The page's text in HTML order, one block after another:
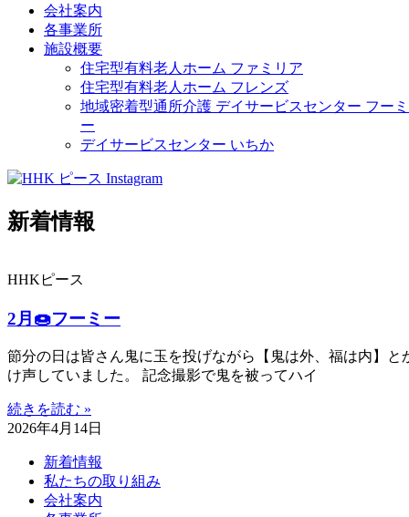
会社案内
各事業所
施設概要
住宅型有料老人ホーム ファミリア
住宅型有料老人ホーム フレンズ
地域密着型通所介護 デイサービスセンター フーミ
ー
デイサービスセンター いちか
新着情報
HHKピース
2月🍩フーミー
節分の日は皆さん鬼に玉を投げながら【鬼は外、福は内】と
け声していました。 記念撮影で鬼を被ってハイ
続きを読む »
2026年4月14日
新着情報
私たちの取り組み
会社案内